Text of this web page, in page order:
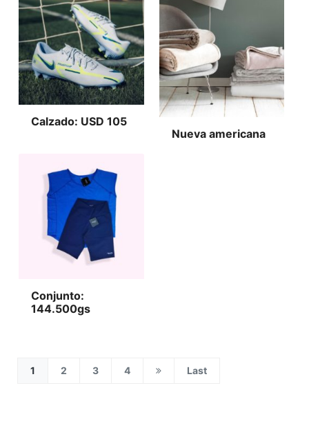
Calzado: USD 105​
Nueva americana
Conjunto:
144.500gs
1 2 3 4 Last